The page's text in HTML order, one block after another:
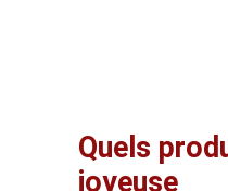
Quels
joyeuse